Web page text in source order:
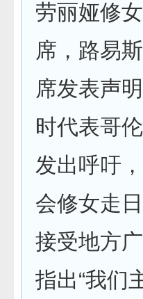
劳丽娅修
席，路易
席发表声
时代表哥
发出呼吁
会修女走日
接受地方
指出“我们